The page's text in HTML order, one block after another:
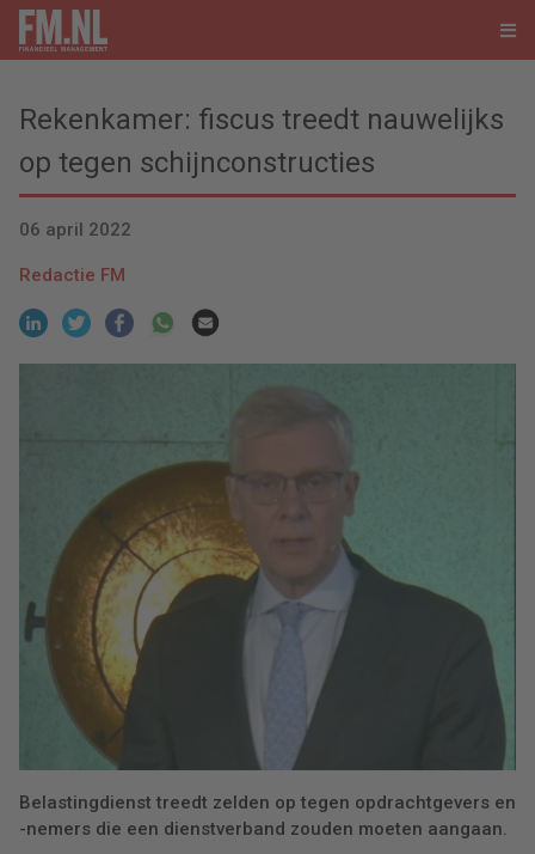
Rekenkamer: fiscus treedt nauwelijks
op tegen schijnconstructies
06 april 2022
Redactie FM
Belastingdienst treedt zelden op tegen opdrachtgevers en
-nemers die een dienstverband zouden moeten aangaan.